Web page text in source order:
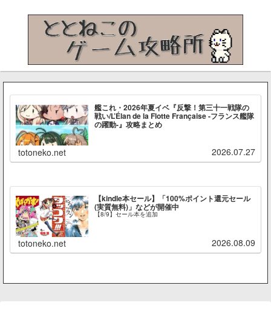
艦これ・2026年夏イベ『反撃！第三十一戦隊の
戦い/L’Élan de la Flotte Française -フランス艦隊
の躍動-』攻略まとめ
totoneko.net 2026.07.27
【kindle本セール】「100%ポイント還元セール
(実質無料)」などが開催中
【8/9】セール本を追加
totoneko.net 2026.08.09